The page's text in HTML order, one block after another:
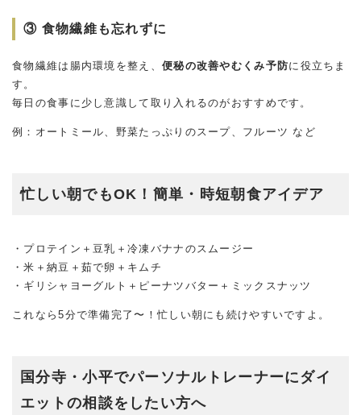
③ 食物繊維も忘れずに
食物繊維は腸内環境を整え、 便秘の改善やむくみ予防に役立ちま
す。
毎日の食事に少し意識して取り入れるのがおすすめです。
例：オートミール、野菜たっぷりのスープ、フルーツ など
忙しい朝でもOK！簡単・時短朝食アイデア
・プロテイン＋豆乳＋冷凍バナナのスムージー
・米＋納豆＋茹で卵＋キムチ
・ギリシャヨーグルト＋ピーナツバター＋ミックスナッツ
これなら5分で準備完了〜！忙しい朝にも続けやすいですよ。
国分寺・小平でパーソナルトレーナーにダイ
エットの相談をしたい方へ